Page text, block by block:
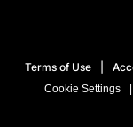
Terms of Use
Cookie Settings